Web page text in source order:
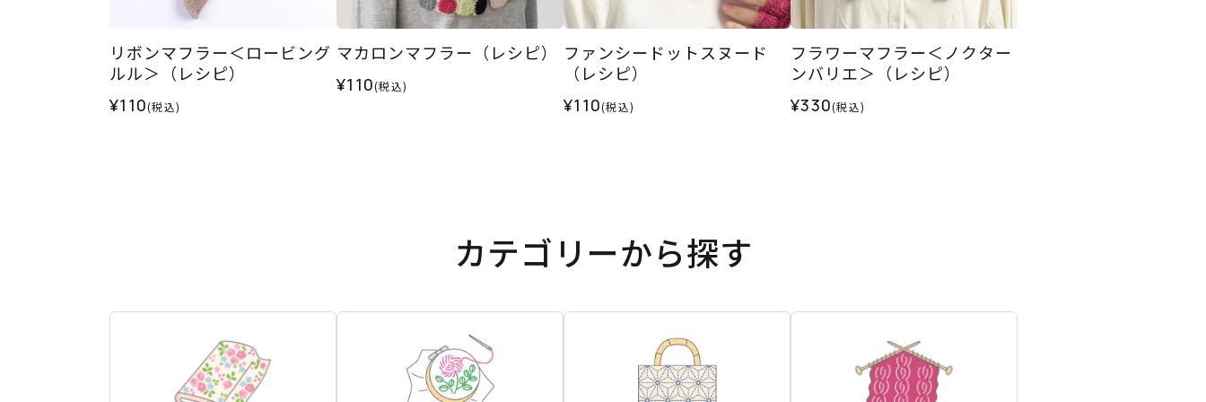
リボンマフラー＜ロービング
ルル＞（レシピ）
¥110(税込)
マカロンマフラー（レシピ）
¥110(税込)
ファンシードットスヌード
（レシピ）
¥110(税込)
フラワーマフラー＜ノクター
ンバリエ＞（レシピ）
¥330(税込)
カテゴリーから探す